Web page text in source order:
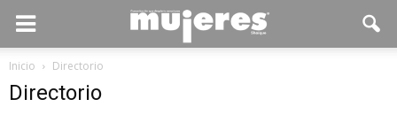
Inicio Directorio
Directorio